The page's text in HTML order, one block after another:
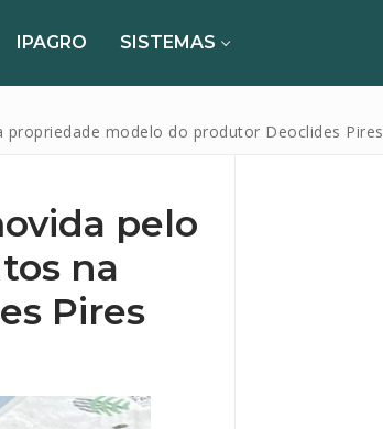
IPAGRO SISTEMAS
propriedade modelo do produtor Deoclides Pires
pelo
na
Pires